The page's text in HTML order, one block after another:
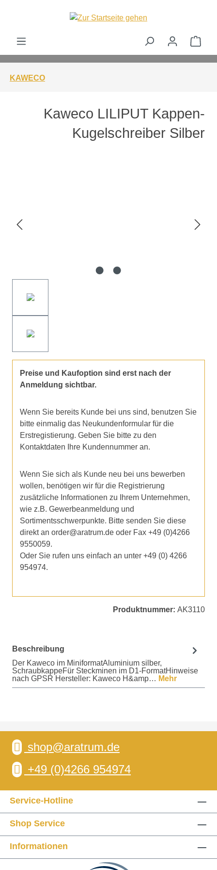
KAWECO
Kaweco LILIPUT Kappen-
Kugelschreiber Silber
Preise und Kaufoption sind erst nach der
Anmeldung sichtbar.
Wenn Sie bereits Kunde bei uns sind, benutzen Sie
bitte einmalig das Neukundenformular für die
Erstregistierung. Geben Sie bitte zu den
Kontaktdaten Ihre Kundennummer an.
Wenn Sie sich als Kunde neu bei uns bewerben
wollen, benötigen wir für die Registrierung
zusätzliche Informationen zu Ihrem Unternehmen,
wie z.B. Gewerbeanmeldung und
Sortimentsschwerpunkte. Bitte senden Sie diese
direkt an order@aratrum.de oder Fax +49 (0)4266
9550059.
Oder Sie rufen uns einfach an unter +49 (0) 4266
954974.
Produktnummer: AK3110
Beschreibung
Der Kaweco im MiniformatAluminium silber,
SchraubkappeFür Steckminen im D1-FormatHinweise
nach GPSR Hersteller: Kaweco H&amp… Mehr
shop@aratrum.de
+49 (0)4266 954974
Service-Hotline
Shop Service
Informationen